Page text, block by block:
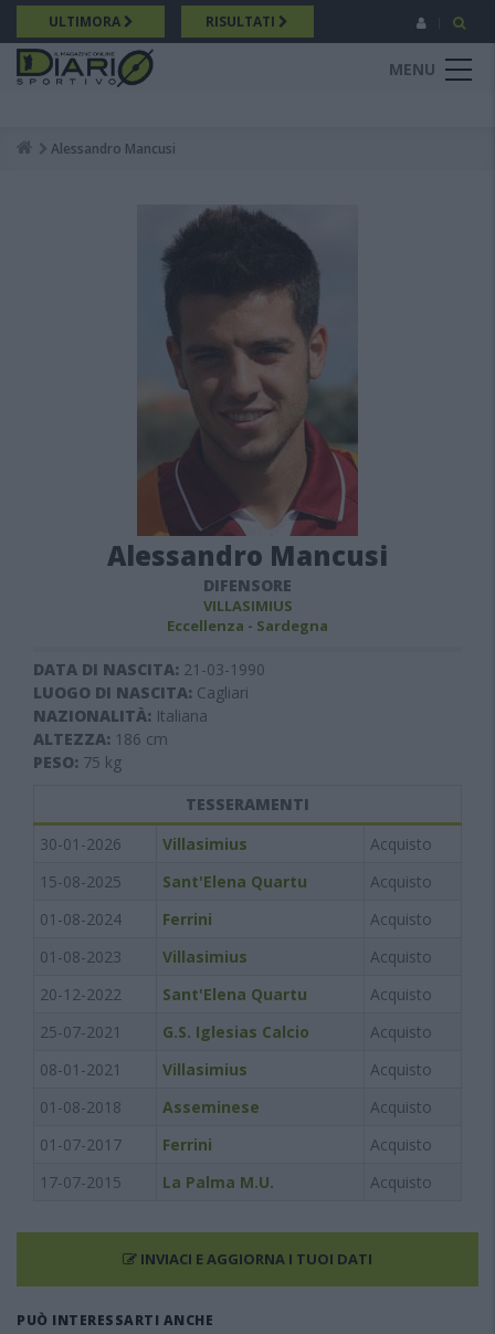
Salta
al
contenuto
principale
ULTIMORA RISULTATI
MENU
Breadcrumb
Alessandro Mancusi
Alessandro Mancusi
DIFENSORE
VILLASIMIUS
Eccellenza - Sardegna
DATA DI NASCITA: 21-03-1990
LUOGO DI NASCITA: Cagliari
NAZIONALITÀ: Italiana
ALTEZZA: 186 cm
PESO: 75 kg
TESSERAMENTI
30-01-2026
Villasimius
Acquisto
15-08-2025
Sant'Elena Quartu
Acquisto
01-08-2024
Ferrini
Acquisto
01-08-2023
Villasimius
Acquisto
20-12-2022
Sant'Elena Quartu
Acquisto
25-07-2021
G.S. Iglesias Calcio
Acquisto
08-01-2021
Villasimius
Acquisto
01-08-2018
Asseminese
Acquisto
01-07-2017
Ferrini
Acquisto
17-07-2015
La Palma M.U. Acquisto
INVIACI E AGGIORNA I TUOI DATI
PUÒ INTERESSARTI ANCHE